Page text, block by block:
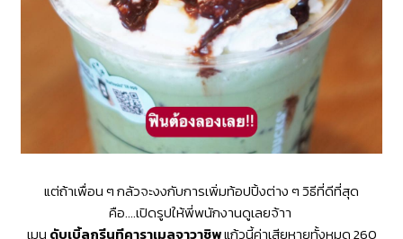
แต่ถ้าเพื่อน ๆ กลัวจะงงกับการเพิ่มท้อปปิ้งต่าง ๆ วิธีที่ดีที่สุด
คือ....เปิดรูปให้พี่พนักงานดูเลยจ้าา
เมนู ดับเบิ้ลกรีนทีคาราเมลจาวาชิพแก้วนี้ค่าเสียหายทั้งหมด 260